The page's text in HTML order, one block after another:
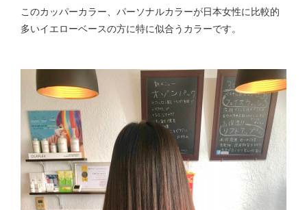
このカッパーカラー、パーソナルカラーが日本女性に比較的
多いイエローベースの方に特に似合うカラーです。